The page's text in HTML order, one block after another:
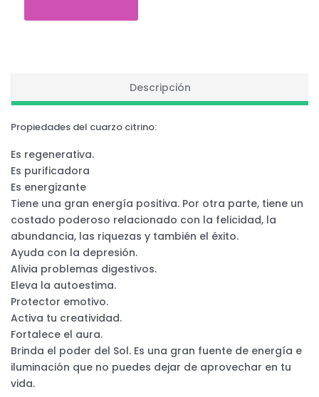
Descripción
Propiedades del cuarzo citrino:
Es regenerativa.
Es purificadora
Es energizante
Tiene una gran energía positiva. Por otra parte, tiene un
costado poderoso relacionado con la felicidad, la
abundancia, las riquezas y también el éxito.
Ayuda con la depresión.
Alivia problemas digestivos.
Eleva la autoestima.
Protector emotivo.
Activa tu creatividad.
Fortalece el aura.
Brinda el poder del Sol. Es una gran fuente de energía e
iluminación que no puedes dejar de aprovechar en tu
vida.